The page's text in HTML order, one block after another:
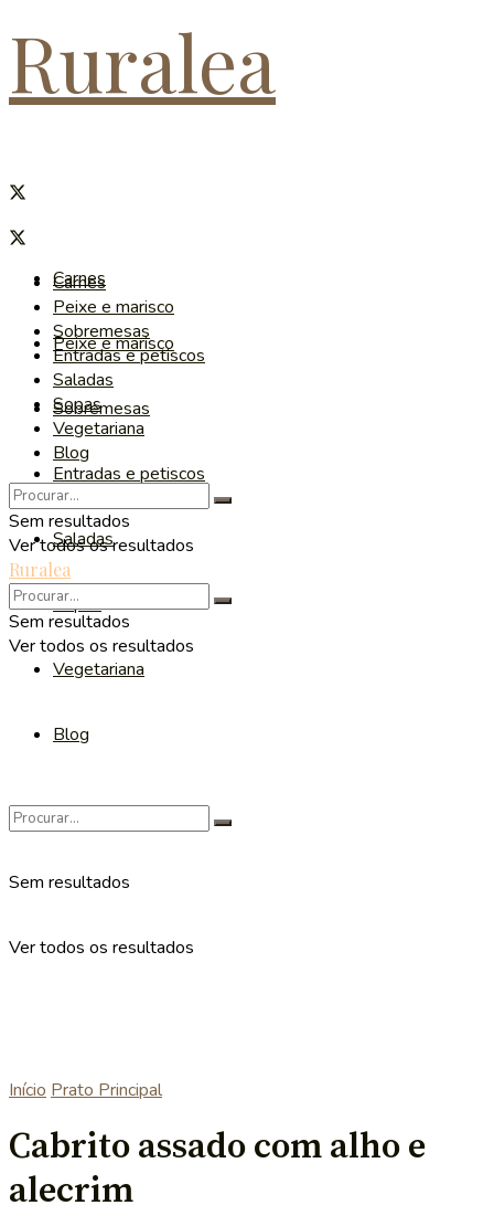
Ruralea
Carnes
Peixe e marisco
Sobremesas
Entradas e petiscos
Saladas
Sopas
Vegetariana
Blog
Sem resultados
Ver todos os resultados
Carnes
Peixe e marisco
Sobremesas
Entradas e petiscos
Saladas
Sopas
Vegetariana
Blog
Sem resultados
Ver todos os resultados
Ruralea
Sem resultados
Ver todos os resultados
Início Prato Principal
Cabrito assado com alho e
alecrim